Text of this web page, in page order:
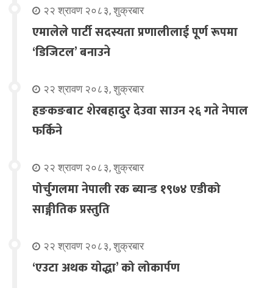
२२ श्रावण २०८३, शुक्रबार
एमालेले पार्टी सदस्यता प्रणालीलाई पूर्ण रूपमा
‘डिजिटल’ बनाउने
२२ श्रावण २०८३, शुक्रबार
हङकङबाट शेरबहादुर देउवा साउन २६ गते नेपाल
फर्किने
२२ श्रावण २०८३, शुक्रबार
पोर्चुगलमा नेपाली रक ब्यान्ड १९७४ एडीको
साङ्गीतिक प्रस्तुति
२२ श्रावण २०८३, शुक्रबार
‘एउटा अथक योद्धा’ को लोकार्पण